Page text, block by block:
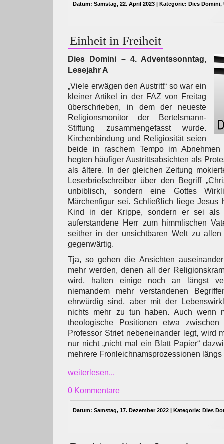
Datum: Samstag, 22. April 2023 | Kategorie: Dies Domini,
Einheit in Freiheit
Dies Domini – 4. Adventssonntag,
Lesejahr A
„Viele erwägen den Austritt“ so war ein
kleiner Artikel in der FAZ von Freitag
überschrieben, in dem der neueste
Religionsmonitor der Bertelsmann-
Stiftung zusammengefasst wurde.
Kirchenbindung und Religiosität seien
beide in raschem Tempo im Abnehmen
hegten häufiger Austrittsabsichten als
als ältere. In der gleichen Zeitung
Leserbriefschreiber über den Begriff
unbiblisch, sondern eine Gottes
Märchenfigur sei. Schließlich liege Jesus
Kind in der Krippe, sondern er sei als
auferstandene Herr zum himmlischen
seither in der unsichtbaren Welt zu
gegenwärtig.
Tja, so gehen die Ansichten
mehr werden, denen all der
wird, halten einige noch an längst
niemandem mehr verstandenen
ehrwürdig sind, aber mit der
nichts mehr zu tun haben. Auch wenn
theologische Positionen etwa
Professor Striet nebeneinander legt, wird
nur nicht „nicht mal ein Blatt Papier“
mehrere Fronleichnamsprozessionen
weiterlesen...
0 Kommentare
Datum: Samstag, 17. Dezember 2022 | Kategorie: Dies